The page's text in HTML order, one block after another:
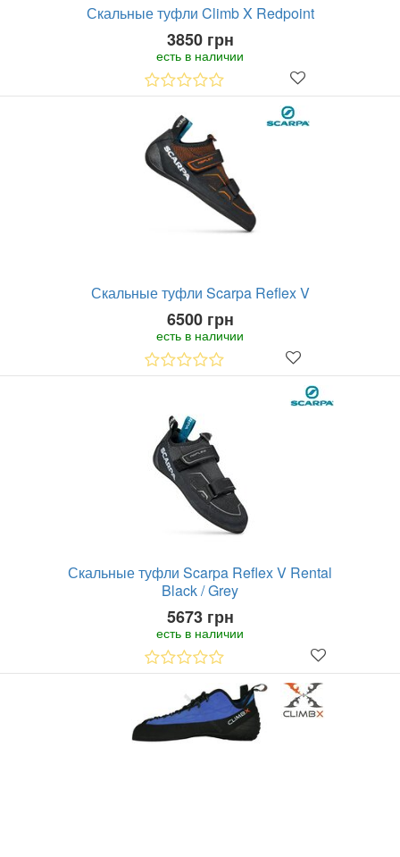
Скальные туфли Climb X Redpoint
3850 грн
есть в наличии
Скальные туфли Scarpa Reflex V
6500 грн
есть в наличии
Скальные туфли Scarpa Reflex V Rental
Black / Grey
5673 грн
есть в наличии